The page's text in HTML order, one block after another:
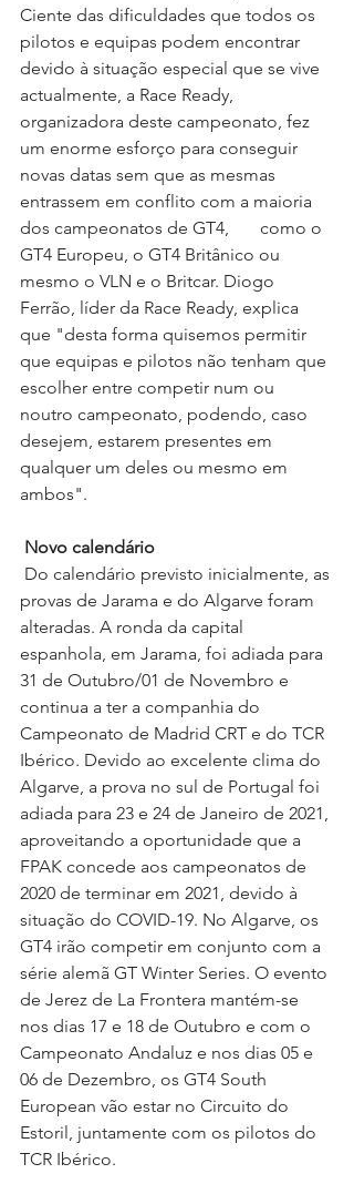
Ciente das dificuldades que todos os
pilotos e equipas podem encontrar
devido à situação especial que se vive
actualmente, a Race Ready,
organizadora deste campeonato, fez
um enorme esforço para conseguir
novas datas sem que as mesmas
entrassem em conflito com a maioria
dos campeonatos de GT4,       como o
GT4 Europeu, o GT4 Britânico ou
mesmo o VLN e o Britcar. Diogo
Ferrão, líder da Race Ready, explica
que "desta forma quisemos permitir
que equipas e pilotos não tenham que
escolher entre competir num ou
noutro campeonato, podendo, caso
desejem, estarem presentes em
qualquer um deles ou mesmo em
ambos".
Novo calendário
provas de Jarama e do Algarve foram
alteradas. A ronda da capital
espanhola, em Jarama, foi adiada para
31 de Outubro/01 de Novembro e
continua a ter a companhia do
Campeonato de Madrid CRT e do TCR
Ibérico. Devido ao excelente clima do
Algarve, a prova no sul de Portugal foi
adiada para 23 e 24 de Janeiro de 2021,
aproveitando a oportunidade que a
FPAK concede aos campeonatos de
2020 de terminar em 2021, devido à
situação do COVID-19. No Algarve, os
GT4 irão competir em conjunto com a
série alemã GT Winter Series. O evento
de Jerez de La Frontera mantém-se
nos dias 17 e 18 de Outubro e com o
Campeonato Andaluz e nos dias 05 e
06 de Dezembro, os GT4 South
European vão estar no Circuito do
Estoril, juntamente com os pilotos do
TCR Ibérico.